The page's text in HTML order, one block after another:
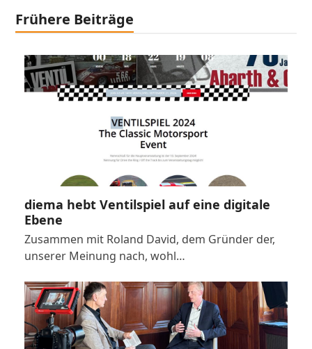
Frühere Beiträge
diema hebt Ventilspiel auf eine digitale
Ebene
Zusammen mit Roland David, dem Gründer der,
unserer Meinung nach, wohl…